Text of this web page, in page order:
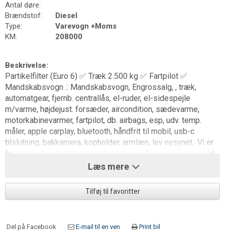
Antal døre:
Brændstof:
Diesel
Type:
Varevogn +Moms
KM:
208000
Beskrivelse:
Partikelfilter (Euro 6) ✅ Træk 2.500 kg ✅ Fartpilot ✅
Mandskabsvogn .: Mandskabsvogn, Engrossalg, , træk,
automatgear, fjernb. centrallås, el-ruder, el-sidespejle
m/varme, højdejust. forsæder, aircondition, sædevarme,
motorkabinevarmer, fartpilot, db. airbags, esp, udv. temp.
måler, apple carplay, bluetooth, håndfrit til mobil, usb-c
tilslutning, bakkamera, kopholder, armlæn, lev nysynet.. Vi er
friske med et godt leasingtilbud, med udbetaling helt ned til
15%, Se vores mere end 150 andre biler på tjautomobiler.dk,
Læs mere
Tilføj til favoritter
Del på Facebook E-mail til en ven Print bil